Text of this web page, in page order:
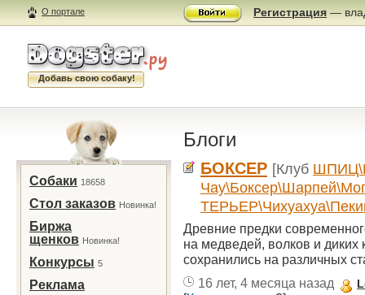
О портале Регистрация —
Добавь свою собаку!
Собаки 18658
Стол заказов Новинка!
Биржа
щенков Новинка!
Конкурсы 5
Реклама
Блоги
БОКСЕР [Клуб
Древние предки
на медведей, волков и
сохранились на различных
16 лет, 4 месяца назад